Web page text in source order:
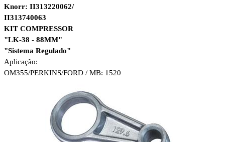
Knorr: II313220062/
II313740063
KIT COMPRESSOR
"LK-38 - 88MM"
"Sistema Regulado"
Aplicação:
OM355/PERKINS/FORD / MB: 1520